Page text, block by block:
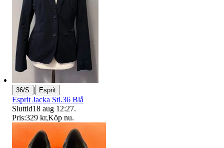
36/S | Esprit
Esprit Jacka Stl.36 Blå
Sluttid18 aug 12:27.
Pris:329 kr,Köp nu.